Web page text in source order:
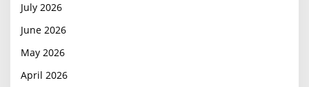
July 2026
June 2026
May 2026
April 2026